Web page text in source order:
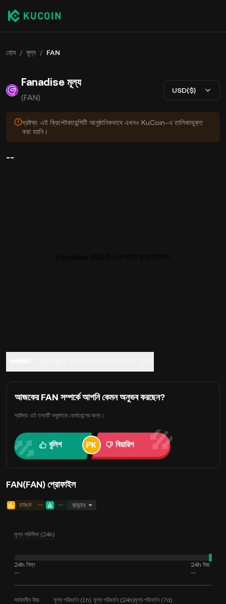
হোম / মূল্য / FAN
Fanadise মূল্য
(FAN)
USD($)
দ্রষ্টব্য: এই ক্রিপ্টোকারেন্সিটি আনুষ্ঠানিকভাবে এখনও KuCoin-এ তালিকাভুক্ত
করা হয়নি।
--
আজকের FAN সম্পর্কে আপনি কেমন অনুভব করছেন?
দ্রষ্টব্য: এই তথ্যটি শুধুমাত্র রেফারেন্সের জন্য।
বুলিশ বিয়ারিশ
FAN(FAN) প্রোফাইল
র‍্যাঙ্ক -- -- বাড়ান
মূল্য পরিসীমা (24h)
24h নিম্ন
--
24h উচ্চ
--
সর্বকালীন উচ্চ মূল্য পরিবর্তন (1h) মূল্য পরিবর্তন (24h)মূল্য পরিবর্তন (7d)